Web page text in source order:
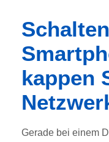
kappen
Gerade bei einem